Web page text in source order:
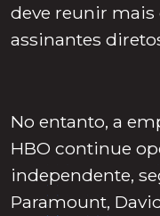
deve reunir mais
assinantes
No entanto, a
HBO continue
independente,
Paramount,